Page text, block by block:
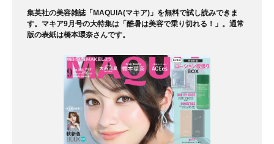
集英社の美容雑誌「MAQUIA(マキア)」を無料で試し読みできま
す。マキア9月号の大特集は「酷暑は美容で乗り切れる！」。通常
版の表紙は橋本環奈さんです。